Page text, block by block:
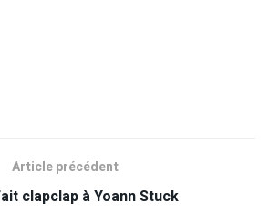
Article précédent
clapclap à Yoann Stuck